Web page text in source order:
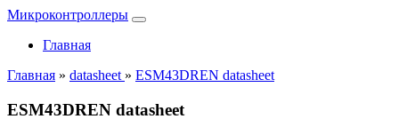
Микроконтроллеры
Главная
Главная » datasheet » ESM43DREN datasheet
ESM43DREN datasheet